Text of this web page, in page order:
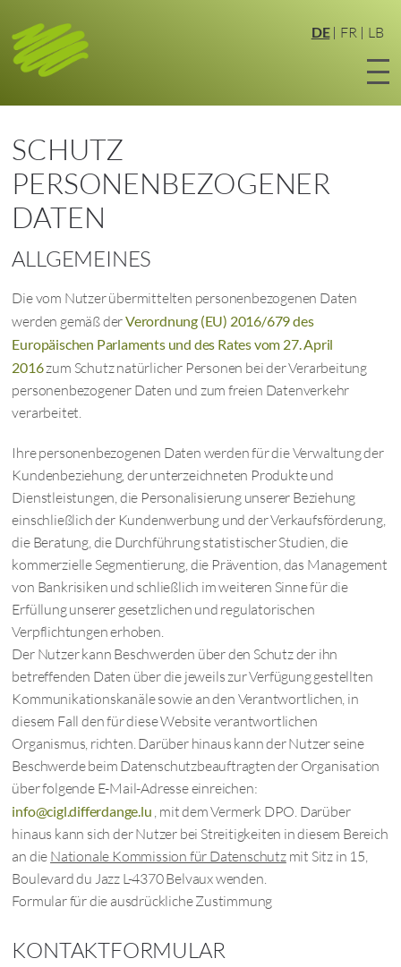
DE FR LB
SCHUTZ
PERSONENBEZOGENER
DATEN
ALLGEMEINES
Die vom Nutzer übermittelten personenbezogenen Daten
werden gemäß derVerordnung (EU) 2016/679 des
Europäischen Parlaments und des Rates vom 27. April
2016zum Schutz natürlicher Personen bei der Verarbeitung
personenbezogener Daten und zum freien Datenverkehr
verarbeitet.
Ihre personenbezogenen Daten werden für die Verwaltung der
Kundenbeziehung, der unterzeichneten Produkte und
Dienstleistungen, die Personalisierung unserer Beziehung
einschließlich der Kundenwerbung und der Verkaufsförderung,
die Beratung, die Durchführung statistischer Studien, die
kommerzielle Segmentierung, die Prävention, das Management
von Bankrisiken und schließlich im weiteren Sinne für die
Erfüllung unserer gesetzlichen und regulatorischen
Verpflichtungen erhoben.
Der Nutzer kann Beschwerden über den Schutz der ihn
betreffenden Daten über die jeweils zur Verfügung gestellten
Kommunikationskanäle sowie an den Verantwortlichen, in
diesem Fall den für diese Website verantwortlichen
Organismus, richten. Darüber hinaus kann der Nutzer seine
Beschwerde beim Datenschutzbeauftragten der Organisation
über folgende E-Mail-Adresse einreichen:
info@cigl.differdange.lu , mit dem Vermerk DPO. Darüber
hinaus kann sich der Nutzer bei Streitigkeiten in diesem Bereich
an die Nationale Kommission für Datenschutzmit Sitz in 15,
Boulevard du Jazz L-4370 Belvaux wenden.
Formular für die ausdrückliche Zustimmung
KONTAKTFORMULAR